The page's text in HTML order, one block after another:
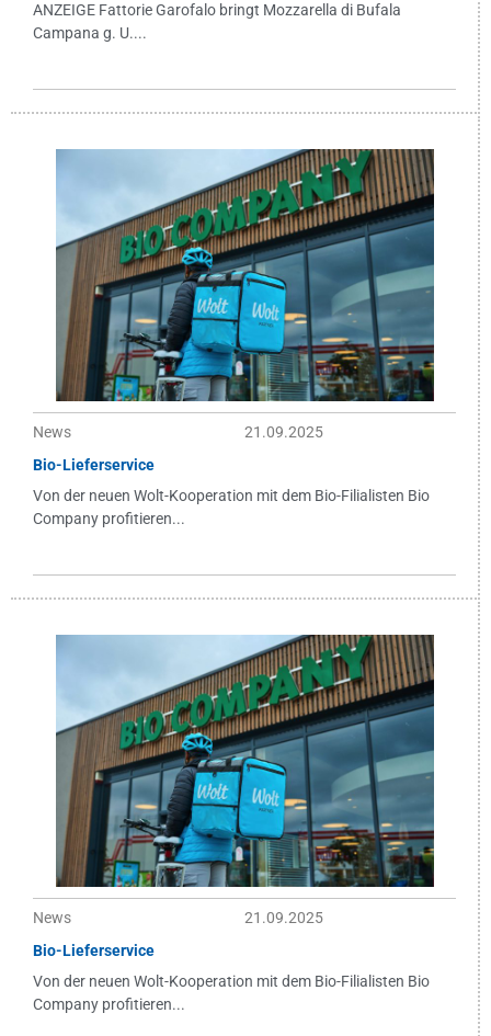
ANZEIGE Fattorie Garofalo bringt Mozzarella di Bufala
Campana g. U....
News
21.09.2025
Bio-Lieferservice
Von der neuen Wolt-Kooperation mit dem Bio-Filialisten Bio
Company profitieren...
News
21.09.2025
Bio-Lieferservice
Von der neuen Wolt-Kooperation mit dem Bio-Filialisten Bio
Company profitieren...